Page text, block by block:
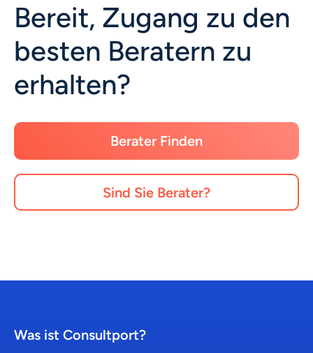
Bereit, Zugang zu den
besten Beratern zu
erhalten?
Berater Finden
Sind Sie Berater?
Was ist Consultport?